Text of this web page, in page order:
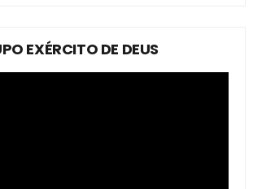
EXÉRCITO DE DEUS